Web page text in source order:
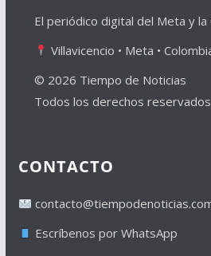
El periódico digital del Meta y la
Villavicencio • Meta •
© 2026 Tiempo de Noticias
Todos los derechos
CONTACTO
Escríbenos por WhatsApp